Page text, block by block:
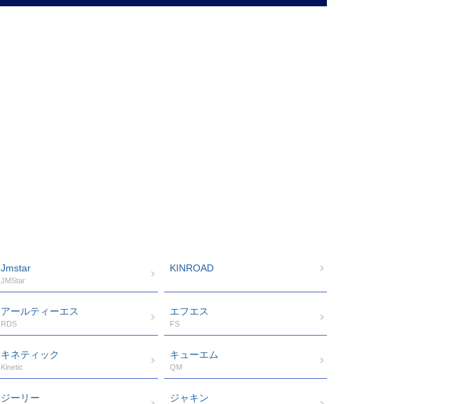
Jmstar
JMStar
KINROAD
アールティーエス
RDS
エフエス
FS
キネティック
Kinetic
キューエム
QM
ジーリー ジャキン